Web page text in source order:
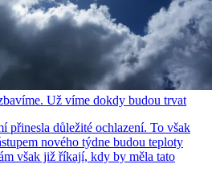
Už víme dokdy budou trvat
přinesla důležité ochlazení. To však
nového týdne budou teploty
však již říkají, kdy by měla tato